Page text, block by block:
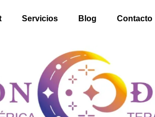
Servicios Blog Contacto